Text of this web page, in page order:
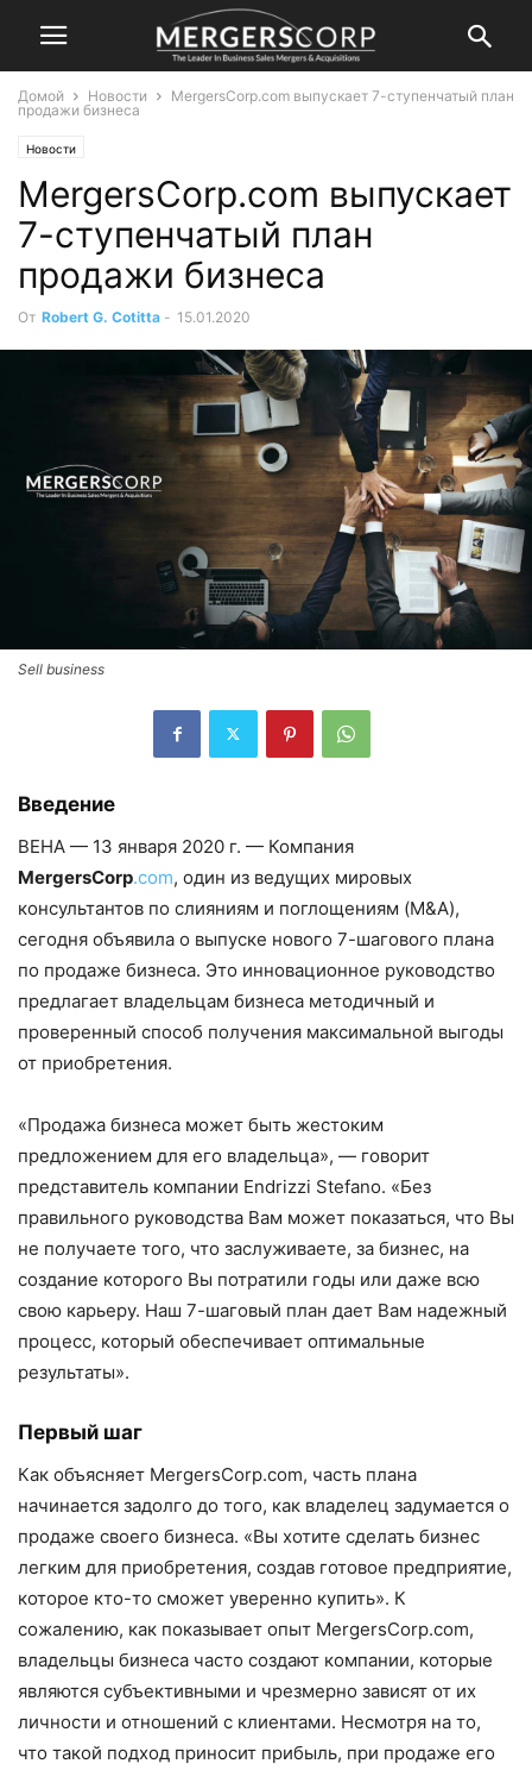
Домой Новости
MergersCorp.com выпускает 7-ступенчатый план
продажи бизнеса
Новости
MergersCorp.com выпускает
7-ступенчатый план
продажи бизнеса
От Robert G. Cotitta - 15.01.2020
Sell business
Введение
ВЕНА — 13 января 2020 г. — Компания
MergersCorp.com, один из ведущих мировых
консультантов по слияниям и поглощениям (M&A),
сегодня объявила о выпуске нового 7-шагового плана
по продаже бизнеса. Это инновационное руководство
предлагает владельцам бизнеса методичный и
проверенный способ получения максимальной выгоды
от приобретения.
«Продажа бизнеса может быть жестоким
предложением для его владельца», — говорит
представитель компании Endrizzi Stefano. «Без
правильного руководства Вам может показаться, что Вы
не получаете того, что заслуживаете, за бизнес, на
создание которого Вы потратили годы или даже всю
свою карьеру. Наш 7-шаговый план дает Вам надежный
процесс, который обеспечивает оптимальные
результаты».
Первый шаг
Как объясняет MergersCorp.com, часть плана
начинается задолго до того, как владелец задумается о
продаже своего бизнеса. «Вы хотите сделать бизнес
легким для приобретения, создав готовое предприятие,
которое кто-то сможет уверенно купить». К
сожалению, как показывает опыт MergersCorp.com,
владельцы бизнеса часто создают компании, которые
являются субъективными и чрезмерно зависят от их
личности и отношений с клиентами. Несмотря на то,
что такой подход приносит прибыль, при продаже его